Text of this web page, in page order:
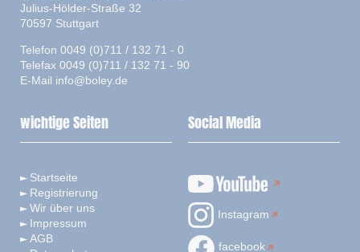
Julius-Hölder-Straße 32
70597 Stuttgart
Telefon 0049 (0)711 / 132 71 - 0
Telefax 0049 (0)711 / 132 71 - 90
E-Mail info@boley.de
wichtige Seiten
Startseite
Registrierung
Wir über uns
Impressum
AGB
Social Media
Instagram
facebook